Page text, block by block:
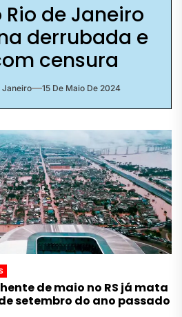
de Janeiro
derrubada e
censura
Janeiro 15 De Maio De 2024
de maio no RS já mata
setembro do ano passado